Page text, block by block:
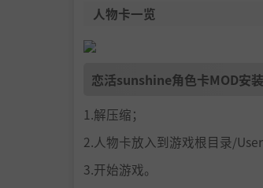
人物卡一览
恋活sunshine角色卡MOD安
1.解压缩；
2.人物卡放入到游戏根目录/
3.开始游戏。